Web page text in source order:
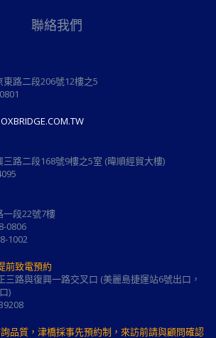
聯絡我們
路二段206號12樓之5
路⼆段168號9樓之5室 (暐順經貿大樓)
一段22號7樓
0806
1002
前致電預約
三路與復興一路交叉口 (美麗島捷運站6號出口，
)
品質，津橋採事先預約制，來訪前請與顧問確認